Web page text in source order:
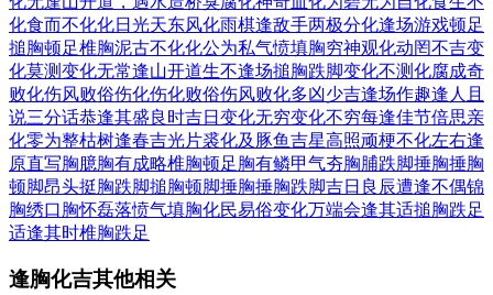
化食而不化化日光天东风化雨棋逢敌手两极分化逢场游戏顿足
搥胸顿足椎胸泥古不化化公为私气愤填胸穷神观化动罔不吉变
化莫测变化无常逢山开道生不逢场搥胸跌脚变化不测化腐成奇
败化伤风败俗伤化伤化败俗伤风败化多凶少吉逢场作趣逢人且
说三分话恭逢其盛良时吉日 变化无穷变化不穷每逢佳节倍思亲
化零为整枯树逢春吉光片裘化及豚鱼吉星高照顽梗不化左右逢
原直写胸臆胸有成略椎胸顿足胸有鳞甲气夯胸脯跌脚捶胸捶胸
顿脚昂头挺胸跌脚搥胸顿脚捶胸捶胸跌脚吉日良辰遭逢不偶锦
胸绣口胸怀磊落愤气填胸化民易俗变化万端会逢其适搥胸跌足
适逢其时椎胸跌足
逢胸化吉其他相关